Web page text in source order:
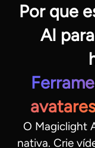
Por que
AI
O Magiclight
nativa. Crie